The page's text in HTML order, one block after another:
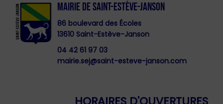
MAIRIE DE SAINT-ESTÈVE-JANSON
86 boulevard des Écoles
13610 Saint-Estève-Janson
04 42 61 97 03
mairie.sej@saint-esteve-janson.com